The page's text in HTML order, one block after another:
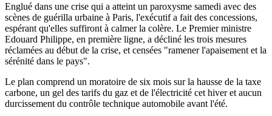
Englué dans une crise qui a atteint un paroxysme samedi avec des
scènes de guérilla urbaine à Paris, l'exécutif a fait des concessions,
espérant qu'elles suffiront à calmer la colère. Le Premier ministre
Edouard Philippe, en première ligne, a décliné les trois mesures
réclamées au début de la crise, et censées "ramener l'apaisement et la
sérénité dans le pays".
Le plan comprend un moratoire de six mois sur la hausse de la taxe
carbone, un gel des tarifs du gaz et de l'électricité cet hiver et aucun
durcissement du contrôle technique automobile avant l'été.